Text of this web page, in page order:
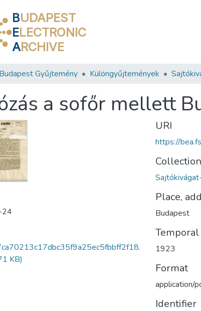
BUDAPEST
ELECTRONIC
ARCHIVE
Budapest Gyűjtemény Különgyűjtemények
a sofőr mellett
KB)
URI
https://
Place,
Budapest
1923
Format
application/
Identifier